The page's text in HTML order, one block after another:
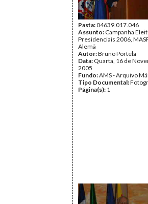
Pasta:04639.017.046
Assunto: Campanha
Presidenciais 2006,
Alemã
Autor:Bruno Portela
Data: Quarta, 16 de
2005
Fundo:AMS - Arquivo
Tipo Documental:
Página(s): 1